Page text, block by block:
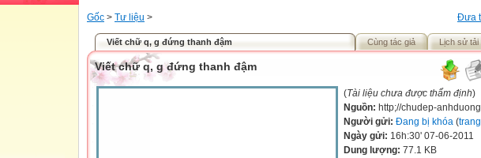
Đưa
Gốc > Tư liệu >
Viết chữ q, g đứng thanh đậm Cùng tác giả Lịch sử tải
Viết chữ q, g đứng thanh đậm
(Tài liệu chưa được thẩm định)
Nguồn: http;//chudep-
Người gửi: Đang bị khóa (
Ngày gửi: 16h:30' 07-06-2011
Dung lượng: 77.1 KB